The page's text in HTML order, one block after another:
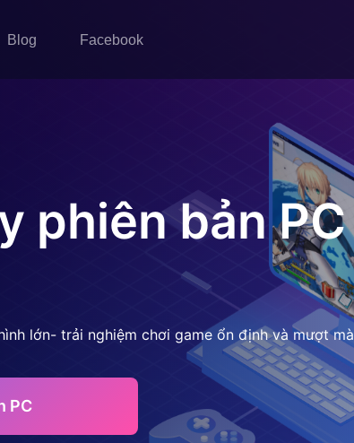
Blog Facebook
phiên bản PC
lớn- trải nghiệm chơi game ổn định và mượt mà
PC